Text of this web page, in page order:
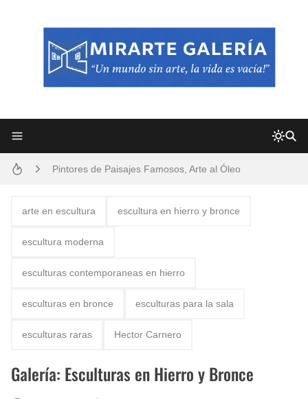
arte en escultura escultura en hierro y bronce
escultura moderna
esculturas contemporaneas en hierro
esculturas en bronce esculturas para la sala
esculturas raras Hector Carnero
Galería: Esculturas en Hierro y Bronce